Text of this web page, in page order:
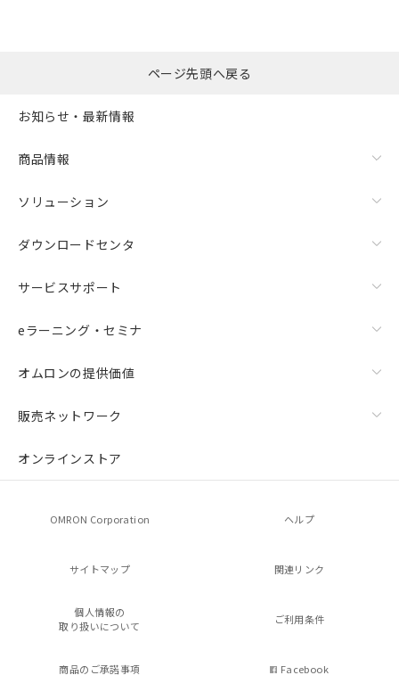
ページ先頭へ戻る
お知らせ・最新情報
商品情報
ソリューション
ダウンロードセンタ
サービスサポート
eラーニング・セミナ
オムロンの提供価値
販売ネットワーク
オンラインストア
OMRON Corporation ヘルプ
サイトマップ 関連リンク
個人情報の
取り扱いについて
ご利用条件
商品のご承諾事項 Facebook